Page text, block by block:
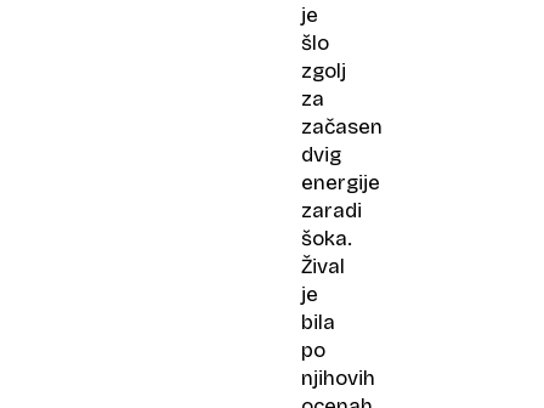
je
šlo
zgolj
za
začasen
dvig
energije
zaradi
šoka.
Žival
je
bila
po
njihovih